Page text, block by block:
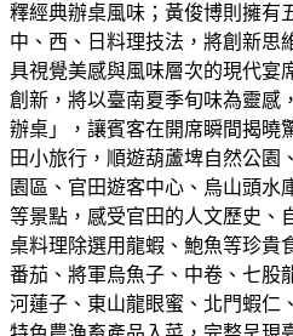
釋經典辦桌風味；黃俊博則擁有
中、西、日料理技法，將創新思
具視覺美感與風味層次的現代宴
創新，將以臺南夏季旬味為靈感
辦桌」，讓賓客在開席瞬間揭曉
田小旅行，順遊葫蘆埤自然公園
園區、官田遊客中心、烏山頭水
等景點，感受官田的人文歷史、
桌料理除選用龍蝦、鮑魚等珍貴
番茄、將軍烏魚子、中卷、七股
河蓮子、東山龍眼蜜、北門蝦仁